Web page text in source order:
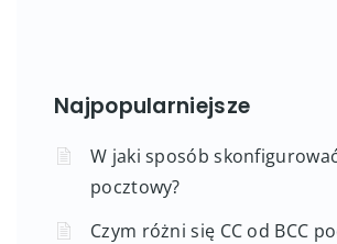
Najpopularniejsze
W jaki sposób
pocztowy?
Czym różni się CC od BCC